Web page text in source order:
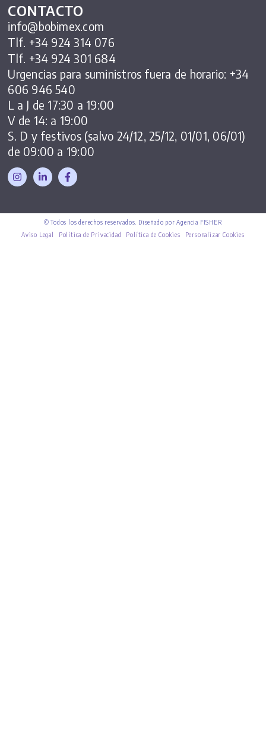
CONTACTO
info@bobimex.com
Tlf. +34 924 314 076
Tlf. +34 924 301 684
Urgencias para suministros fuera de horario: +34
606 946 540
L a J de 17:30 a 19:00
V de 14: a 19:00
S. D y festivos (salvo 24/12, 25/12, 01/01, 06/01)
de 09:00 a 19:00
© Todos los derechos reservados. Diseñado por Agencia FISHER
Aviso Legal
Política de Privacidad Política de Cookies Personalizar Cookies